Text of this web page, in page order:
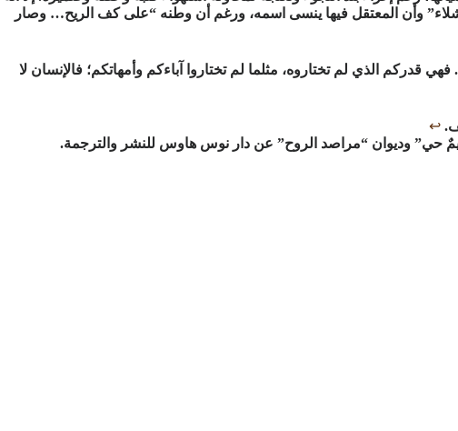
وأن المعتقل فيها ينسى اسمه، ورغم أن وطنه “على كف الريح… وصار
قدركم الذي لم تختاروه، مثلما لم تختاروا آباءكم وأمهاتكم؛ فالإنسان لا
↩︎
حي” وديوان “مراصد الروح” عن دار نوس هاوس للنشر والترجمة.